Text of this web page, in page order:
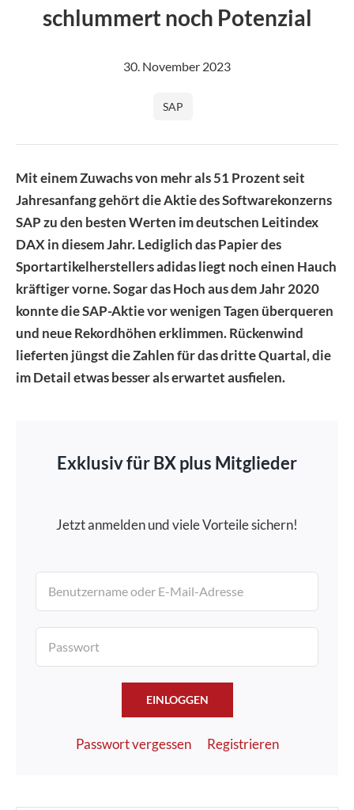
schlummert noch Potenzial
30. November 2023
SAP
Mit einem Zuwachs von mehr als 51 Prozent seit
Jahresanfang gehört die Aktie des Softwarekonzerns
SAP zu den besten Werten im deutschen Leitindex
DAX in diesem Jahr. Lediglich das Papier des
Sportartikelherstellers adidas liegt noch einen Hauch
kräftiger vorne. Sogar das Hoch aus dem Jahr 2020
konnte die SAP-Aktie vor wenigen Tagen überqueren
und neue Rekordhöhen erklimmen. Rückenwind
lieferten jüngst die Zahlen für das dritte Quartal, die
im Detail etwas besser als erwartet ausfielen.
Exklusiv für BX plus Mitglieder
Jetzt anmelden und viele Vorteile sichern!
EINLOGGEN
Passwort vergessen Registrieren